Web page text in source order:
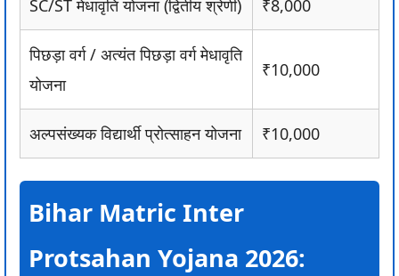
SC/ST मेधावृति योजना (द्वितीय श्रेणी) ₹8,000
पिछड़ा वर्ग / अत्यंत पिछड़ा वर्ग मेधावृति
योजना
₹10,000
अल्पसंख्यक विद्यार्थी प्रोत्साहन योजना ₹10,000
Bihar Matric Inter
Protsahan Yojana 2026: